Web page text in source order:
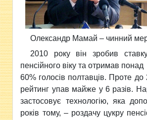
Олександр Мамай – чинний
2010 року він зробив
пенсійного віку та отримав понад
60% голосів полтавців. Проте до
рейтинг упав майже у 6 разів.
застосовує технологію, яка
років тому, – роздачу цукру